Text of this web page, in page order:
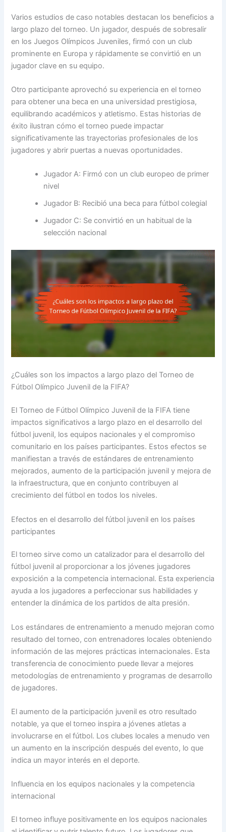
Varios estudios de caso notables destacan los beneficios a
largo plazo del torneo. Un jugador, después de sobresalir
en los Juegos Olímpicos Juveniles, firmó con un club
prominente en Europa y rápidamente se convirtió en un
jugador clave en su equipo.
Otro participante aprovechó su experiencia en el torneo
para obtener una beca en una universidad prestigiosa,
equilibrando académicos y atletismo. Estas historias de
éxito ilustran cómo el torneo puede impactar
significativamente las trayectorias profesionales de los
jugadores y abrir puertas a nuevas oportunidades.
Jugador A: Firmó con un club europeo de primer
nivel
Jugador B: Recibió una beca para fútbol colegial
Jugador C: Se convirtió en un habitual de la
selección nacional
¿Cuáles son los impactos a largo plazo del Torneo de
Fútbol Olímpico Juvenil de la FIFA?
El Torneo de Fútbol Olímpico Juvenil de la FIFA tiene
impactos significativos a largo plazo en el desarrollo del
fútbol juvenil, los equipos nacionales y el compromiso
comunitario en los países participantes. Estos efectos se
manifiestan a través de estándares de entrenamiento
mejorados, aumento de la participación juvenil y mejora de
la infraestructura, que en conjunto contribuyen al
crecimiento del fútbol en todos los niveles.
Efectos en el desarrollo del fútbol juvenil en los países
participantes
El torneo sirve como un catalizador para el desarrollo del
fútbol juvenil al proporcionar a los jóvenes jugadores
exposición a la competencia internacional. Esta experiencia
ayuda a los jugadores a perfeccionar sus habilidades y
entender la dinámica de los partidos de alta presión.
Los estándares de entrenamiento a menudo mejoran como
resultado del torneo, con entrenadores locales obteniendo
información de las mejores prácticas internacionales. Esta
transferencia de conocimiento puede llevar a mejores
metodologías de entrenamiento y programas de desarrollo
de jugadores.
El aumento de la participación juvenil es otro resultado
notable, ya que el torneo inspira a jóvenes atletas a
involucrarse en el fútbol. Los clubes locales a menudo ven
un aumento en la inscripción después del evento, lo que
indica un mayor interés en el deporte.
Influencia en los equipos nacionales y la competencia
internacional
El torneo influye positivamente en los equipos nacionales